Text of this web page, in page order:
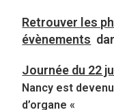
Retrouver les
évènements
Journée du 22
Nancy est
d’organe «